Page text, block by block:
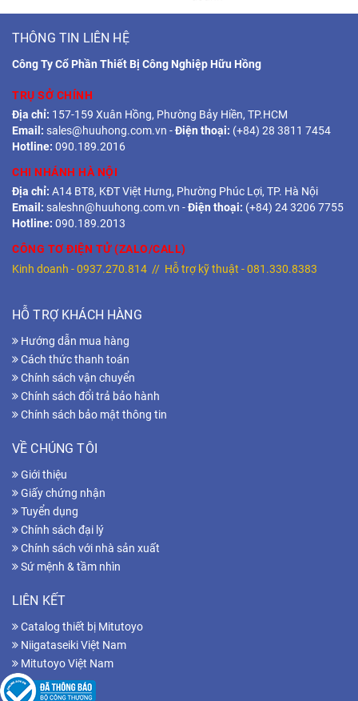
THÔNG TIN LIÊN HỆ
Công Ty Cổ Phần Thiết Bị Công Nghiệp Hữu Hồng
TRỤ SỞ CHÍNH
Địa chỉ: 157-159 Xuân Hồng, Phường Bảy Hiền, TP.HCM
Email: sales@huuhong.com.vn -Điện thoại: (+84) 28 3811 7454
Hotline: 090.189.2016
CHI NHÁNH HÀ NỘI
Địa chỉ: A14 BT8, KĐT Việt Hưng, Phường Phúc Lợi, TP. Hà Nội
Email: saleshn@huuhong.com.vn -Điện thoại: (+84) 24 3206 7755
Hotline: 090.189.2013
CÔNG TƠ ĐIỆN TỬ (ZALO/CALL)
Kinh doanh -0937.270.814 // Hỗ trợ kỹ thuật -081.330.8383
HỖ TRỢ KHÁCH HÀNG
Hướng dẫn mua hàng
Cách thức thanh toán
Chính sách vận chuyển
Chính sách đổi trả bảo hành
Chính sách bảo mật thông tin
VỀ CHÚNG TÔI
Giới thiệu
Giấy chứng nhận
Tuyển dụng
Chính sách đại lý
Chính sách với nhà sản xuất
Sứ mệnh & tầm nhìn
LIÊN KẾT
Catalog thiết bị Mitutoyo
Niigataseiki Việt Nam
Mitutoyo Việt Nam